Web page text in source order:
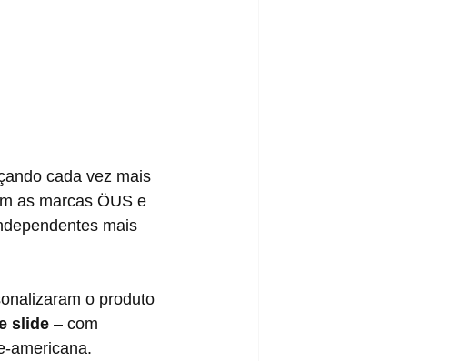
as marcas ÖUS e
mais
o produto
slide – com
americana.